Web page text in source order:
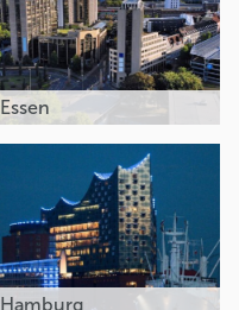
Essen
Hamburg